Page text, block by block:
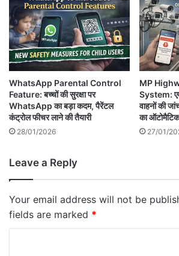
WhatsApp Parental Control
Feature: बच्चों की सुरक्षा पर
WhatsApp का बड़ा कदम, पैरेंटल
कंट्रोल फीचर लाने की तैयारी
28/01/2026
MP
System:
वाहनों की
का
27/01/
Leave a Reply
Your email address will not be
fields are marked *